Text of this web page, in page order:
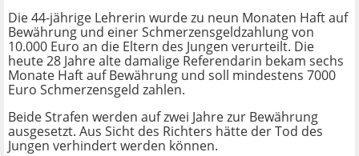
Die 44-jährige Lehrerin wurde zu neun Monaten Haft auf
Bewährung und einer Schmerzensgeldzahlung von
10.000 Euro an die Eltern des Jungen verurteilt. Die
heute 28 Jahre alte damalige Referendarin bekam sechs
Monate Haft auf Bewährung und soll mindestens 7000
Euro Schmerzensgeld zahlen.
Beide Strafen werden auf zwei Jahre zur Bewährung
ausgesetzt. Aus Sicht des Richters hätte der Tod des
Jungen verhindert werden können.